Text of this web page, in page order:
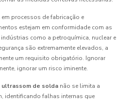
em processos de fabricação e
estejam em conformidade com as
como a petroquímica, nuclear e
são extremamente elevados, a
um requisito obrigatório. Ignorar
ignorar um risco iminente.
ultrassom de solda não se limita a
identificando falhas internas que